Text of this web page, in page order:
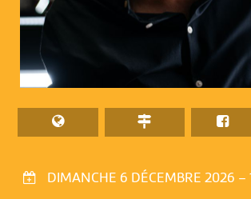
DIMANCHE 6 DÉCEMBRE 2026 –